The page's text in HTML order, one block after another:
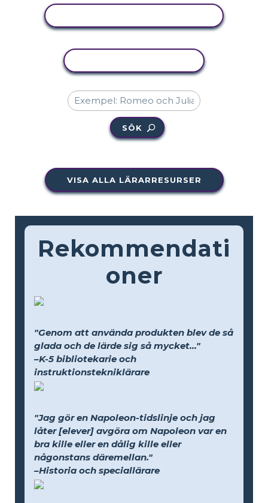
SÖK
VISA ALLA LÄRARRESURSER
Rekommendati
oner
"Genom att använda produkten blev de så
glada och de lärde sig så mycket..."
–K-5 bibliotekarie och
instruktionstekniklärare
"Jag gör en Napoleon-tidslinje och jag
låter [elever] avgöra om Napoleon var en
bra kille eller en dålig kille eller
någonstans däremellan."
–Historia och speciallärare